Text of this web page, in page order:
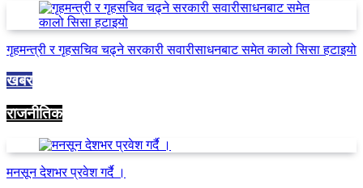
गृहमन्त्री र गृहसचिव चढ्ने सरकारी सवारीसाधनबाट समेत कालो सिसा हटाइयो
खबर
राजनीतिक
मनसून देशभर प्रवेश गर्दै ।